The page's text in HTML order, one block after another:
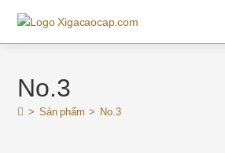
content
No.3
> Sản phẩm > No.3